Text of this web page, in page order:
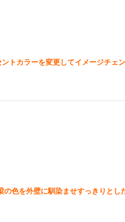
トカラーを変更してイメージチェン
色を外壁に馴染ませすっきりとし